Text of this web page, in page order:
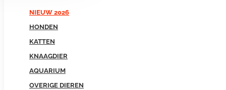
NIEUW 2026
HONDEN
KATTEN
KNAAGDIER
AQUARIUM
OVERIGE DIEREN